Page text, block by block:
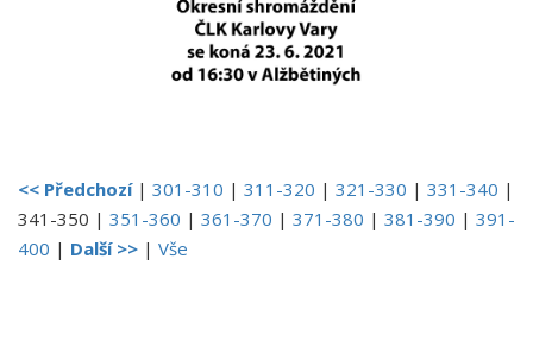
<< Předchozí| 301-310 | 311-320 | 321-330 | 331-340 |
341-350 | 351-360 | 361-370 | 371-380 | 381-390 | 391-
400 | Další >> | Vše